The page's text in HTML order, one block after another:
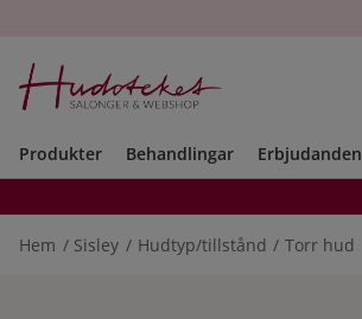
Produkter Behandlingar Erbjudanden
Hem Sisley Hudtyp/tillstånd Torr hud